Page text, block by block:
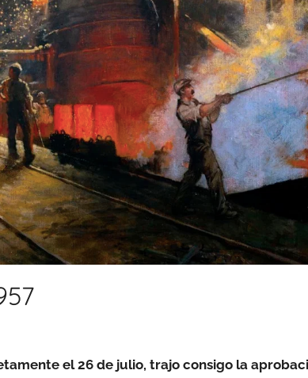
el 26 de julio, trajo consigo la